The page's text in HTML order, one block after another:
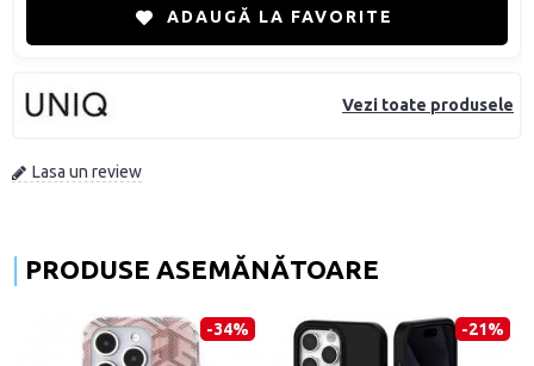
Vezi toate produsele
Lasa un review
ADAUGĂ LA FAVORITE
PRODUSE ASEMĂNĂTOARE
-34% -21%